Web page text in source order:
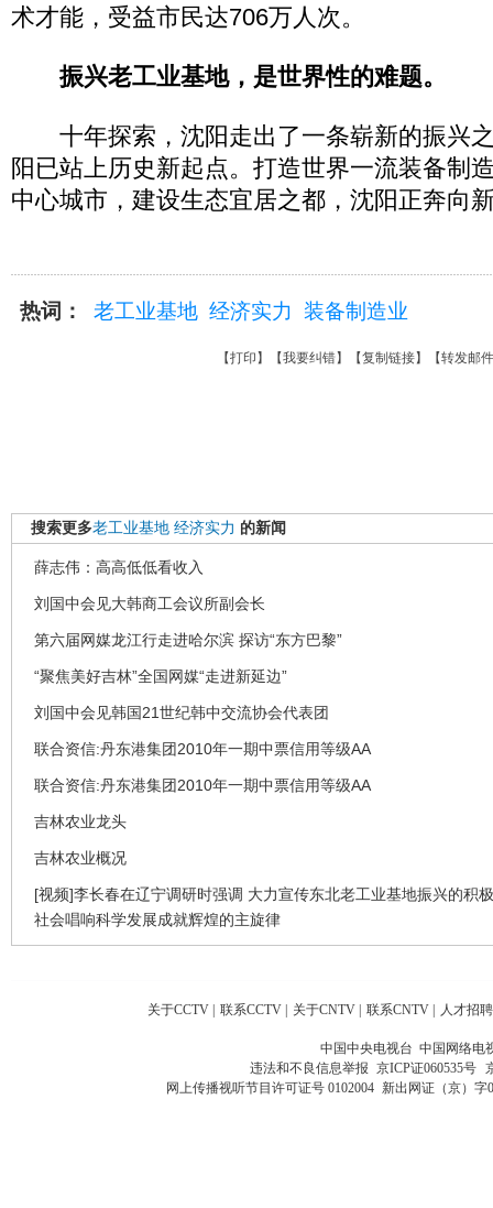
术才能，受益市民达706万人次。
振兴老工业基地，是世界性的难题。
十年探索，沈阳走出了一条崭新的振兴
阳已站上历史新起点。打造世界一流装备制
中心城市，建设生态宜居之都，沈阳正奔
热词： 老工业基地 经济实力 装备制造业
【打印 】【我要纠错】【复制链接】【转发邮件
搜索更多老工业基地 经济实力 的新闻
薛志伟：高高低低看收入
刘国中会见大韩商工会议所副会长
第六届网媒龙江行走进哈尔滨 探访“东方巴黎”
“聚焦美好吉林”全国网媒“走进新延边”
刘国中会见韩国21世纪韩中交流协会代表团
联合资信:丹东港集团2010年一期中票信用等级AA
联合资信:丹东港集团2010年一期中票信用等级AA
吉林农业龙头
吉林农业概况
[视频]李长春在辽宁调研时强调 大力宣传东北老工业基地振兴的积
社会唱响科学发展成就辉煌的主旋律
关于CCTV 联系CCTV 关于CNTV 联系CNTV 人才招聘
中国中央电视台 中国网络电
违法和不良信息举报 京ICP证060535号
网上传播视听节目许可证号 0102004 新出网证（京）